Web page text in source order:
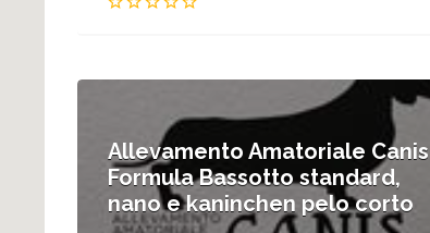
Agriturismi e B&B Pet
Pet Sitter
Allevamento Amatoriale Canis
Formula Bassotto standard,
nano e kaninchen pelo corto